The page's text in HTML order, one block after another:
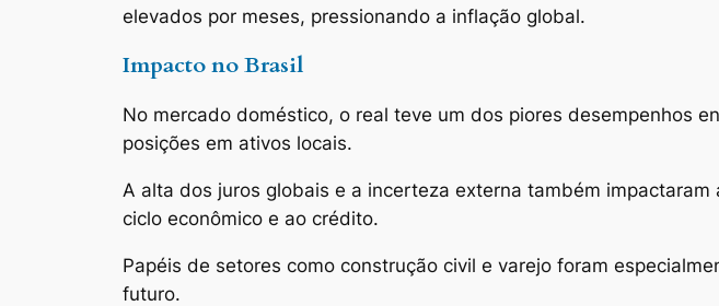
elevados por meses, pressionando a inflação global.
Impacto no Brasil
No mercado doméstico, o real teve um dos piores desempenhos
posições em ativos locais.
A alta dos juros globais e a incerteza externa também
ciclo econômico e ao crédito.
Papéis de setores como construção civil e varejo foram
futuro.